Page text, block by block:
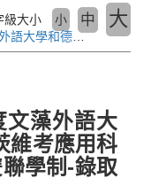
※狂賀※114學年度文藻外語大學和德國西薩克森茨維考應用科技大學(Zwickau)雙聯學制-錄取榜單
級大小 小 中 大
藻外語大
維考應用科
學制-錄取